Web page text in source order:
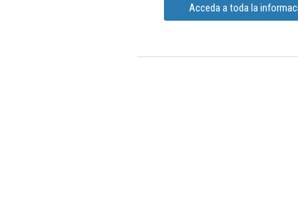
Acceda a toda la